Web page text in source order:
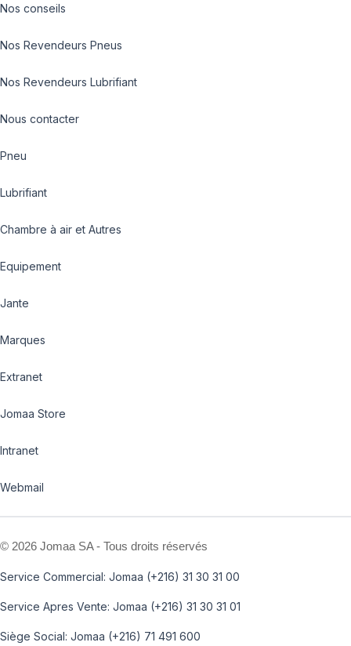
Nos conseils
Nos Revendeurs Pneus
Nos Revendeurs Lubrifiant
Nous contacter
Pneu
Lubrifiant
Chambre à air et Autres
Equipement
Jante
Marques
Extranet
Jomaa Store
Intranet
Webmail
© 2026 Jomaa SA - Tous droits réservés
Service Commercial: Jomaa (+216) 31 30 31 00
Service Apres Vente: Jomaa (+216) 31 30 31 01
Siège Social: Jomaa (+216) 71 491 600